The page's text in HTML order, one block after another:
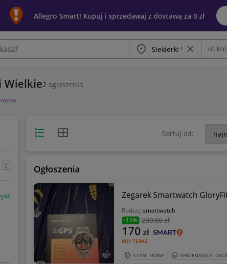
Allegro Smart! Kupuj i sprzedawaj z dostawą za 0 zł
Miasto Wyczyść frazę
+0 km
Wielkie2 ogłoszenia
2
Widok listyWidok siatki Sortuj od:
Ogłoszenia
Zegarek Smartwatch
Rodzaj: smartwatch
-15% 200,00 zł
KUP TERAZ
170 zł
STAN: NOWY SPRZEDAJĄCY: